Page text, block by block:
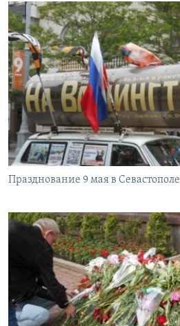
Празднование 9 мая в Севастополе